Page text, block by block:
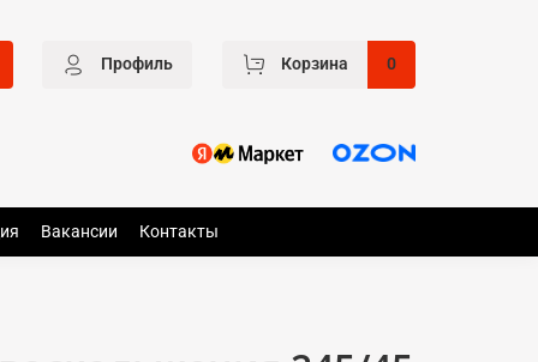
Профиль Корзина 0
Вакансии Контакты